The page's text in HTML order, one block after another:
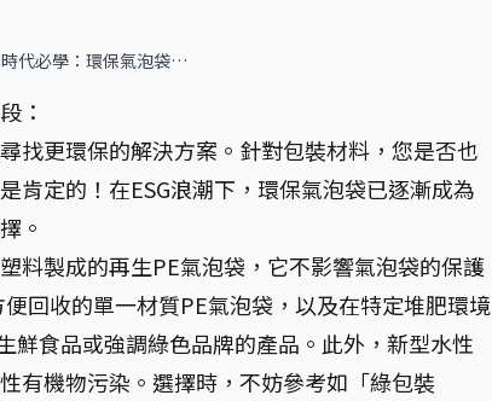
代必學：環保氣泡袋…
：
找更環保的解決方案。針對包裝材料，您是否也
肯定的！在ESG浪潮下，環保氣泡袋已逐漸成為
。
料製成的再生PE氣泡袋，它不影響氣泡袋的保護
回收的單一材質PE氣泡袋，以及在特定堆肥環境
鮮食品或強調綠色品牌的產品。此外，新型水性
有機物污染。選擇時，不妨參考如「綠包裝